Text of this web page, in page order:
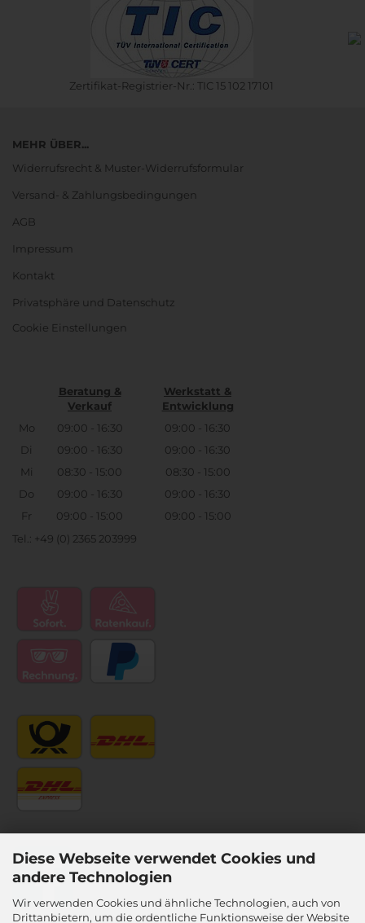
Diese Webseite verwendet Cookies und
andere Technologien
Wir verwenden Cookies und ähnliche Technologien, auch von
Drittanbietern, um die ordentliche Funktionsweise der Website
Zertifikat-Registrier-Nr.: TIC 15 102 17101
MEHR ÜBER...
Widerrufsrecht & Muster-Widerrufsformular
Versand- & Zahlungsbedingungen
AGB
Impressum
Kontakt
Privatsphäre und Datenschutz
Cookie Einstellungen
Beratung &
Verkauf
Werkstatt &
Entwicklung
Mo
09:00 - 16:30
09:00 - 16:30
Di
09:00 - 16:30
09:00 - 16:30
Mi
08:30 - 15:00
08:30 - 15:00
Do
09:00 - 16:30
09:00 - 16:30
Fr
09:00 - 15:00
09:00 - 15:00
Tel.: +49 (0) 2365 203999